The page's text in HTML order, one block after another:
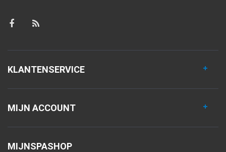
KLANTENSERVICE
MIJN ACCOUNT
MIJNSPASHOP